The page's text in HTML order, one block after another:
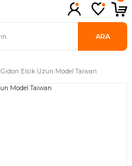
ARA
Gidon Elcik Uzun Model Taiwan